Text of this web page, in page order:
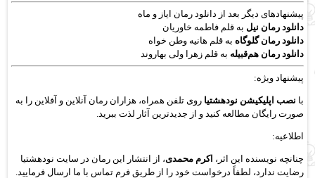
پیشنهادهای دیگر بعد از دانلود رمان ایاز و ماه
دانلود رمان نیل به قلم فاطمه خاوریان
دانلود رمان گلوگاهبه قلم هانیه وطن خواه
دانلود رمان هم‌قبیله به قلم زهرا ولی بهاروند
پیشنهاد ویژه:
با نصب اپلیکیشن نودهشتیا روی تلفن همراه، هزاران رمان آنلاین و آفلاین را به
صورت رایگان مطالعه کنید و از جدیدترین آثار لذت ببرید.
اطلاعیه:
چنانچه نویسنده این اثر، اکرم محمدی، از انتشار این رمان در سایت نودهشتیا
رضایت ندارد، لطفاً درخواست خود را از طریق فرم تماس با ما ارسال فرمایید.